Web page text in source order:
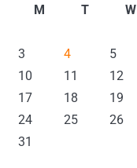
M
T W
3
4 5
10
11 12
17
18 19
24
25 26
31